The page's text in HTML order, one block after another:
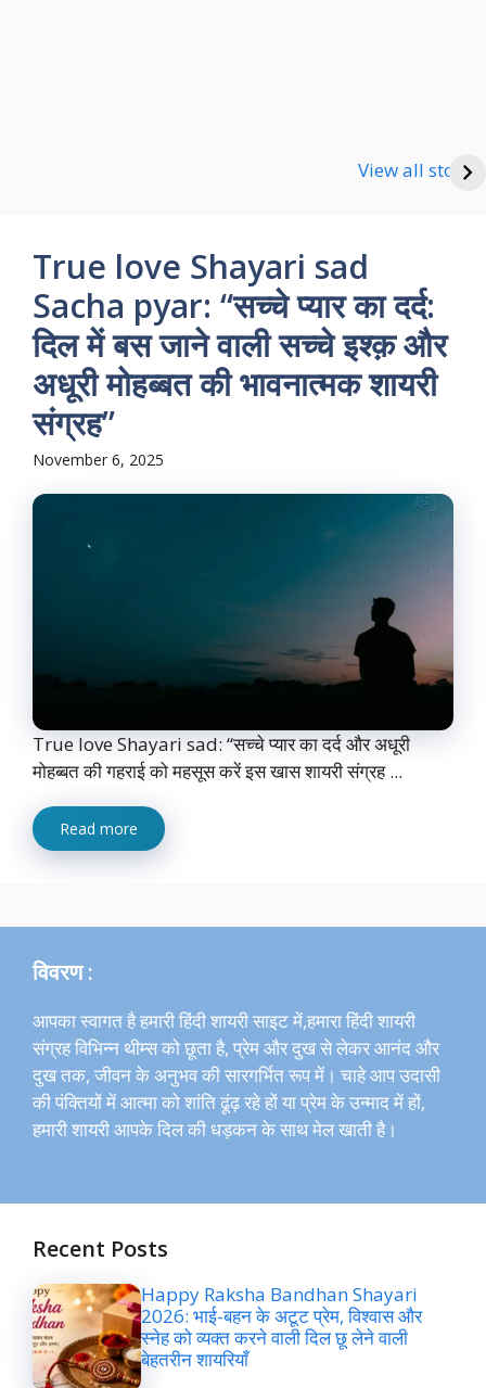
View all stories
Good Night Shayari
True love Shayari sad
Sacha pyar: “सच्चे प्यार का दर्द:
दिल में बस जाने वाली सच्चे इश्क़ और
अधूरी मोहब्बत की भावनात्मक शायरी
संग्रह”
November 6, 2025
True love Shayari sad: “सच्चे प्यार का दर्द और अधूरी
मोहब्बत की गहराई को महसूस करें इस खास शायरी संग्रह ...
Read more
विवरण :
आपका स्वागत है हमारी हिंदी शायरी साइट में,हमारा हिंदी शायरी
संग्रह विभिन्न थीम्स को छूता है, प्रेम और दुख से लेकर आनंद और
दुख तक, जीवन के अनुभव की सारगर्भित रूप में। चाहे आप उदासी
की पंक्तियों में आत्मा को शांति ढूंढ़ रहे हों या प्रेम के उन्माद में हों,
हमारी शायरी आपके दिल की धड़कन के साथ मेल खाती है।
Recent Posts
Happy Raksha Bandhan Shayari
2026: भाई-बहन के अटूट प्रेम, विश्वास और
स्नेह को व्यक्त करने वाली दिल छू लेने वाली
बेहतरीन शायरियाँ